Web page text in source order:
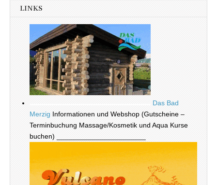
LINKS
Das Bad
Merzig Informationen und Webshop (Gutscheine –
Terminbuchung Massage/Kosmetik und Aqua Kurse
buchen) _______________________